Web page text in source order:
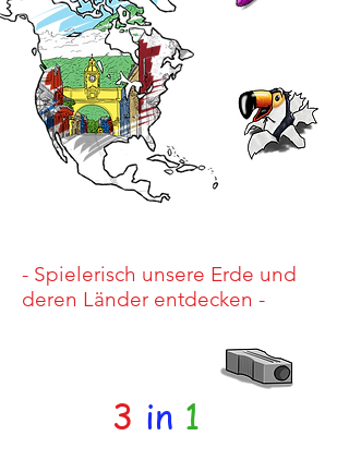
- Spielerisch unsere Erde und
deren Länder entdecken -
3 in 1